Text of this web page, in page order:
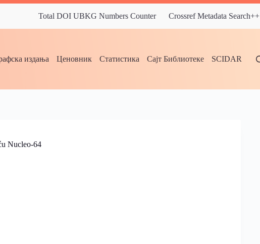
Total DOI UBKG Numbers Counter Crossref Metadata Search++
издања Ценовник Статистика Сајт Библиотеке SCIDAR
Nucleo-64